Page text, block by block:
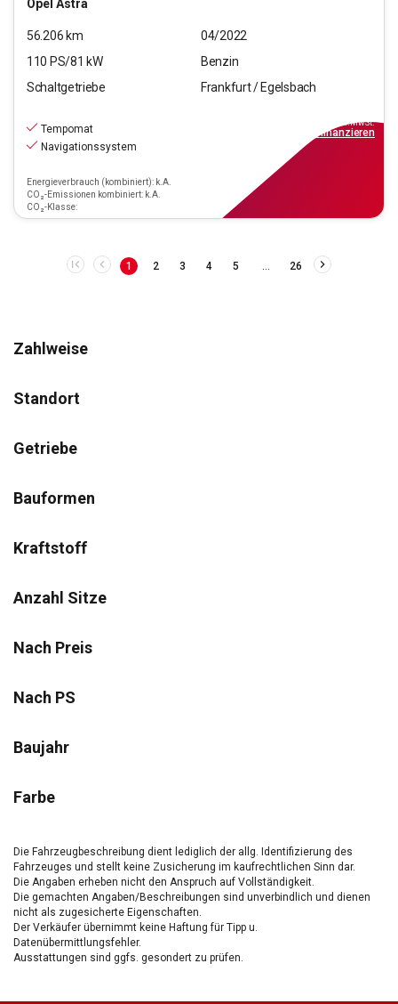
Opel Astra
56.206 km
04/2022
110 PS/81 kW
Benzin
Schaltgetriebe
Frankfurt / Egelsbach
Tempomat
Navigationssystem
Energieverbrauch (kombiniert): k.A.
CO₂-Emissionen kombiniert: k.A.
CO₂-Klasse:
inkl.MwSt.
finanzieren
1 2 3 4 5 26
Zahlweise
Standort
Getriebe
Bauformen
Kraftstoff
Anzahl Sitze
Nach Preis
Nach PS
Baujahr
Farbe
Die Fahrzeugbeschreibung dient lediglich der allg. Identifizierung des
Fahrzeuges und stellt keine Zusicherung im kaufrechtlichen Sinn dar.
Die Angaben erheben nicht den Anspruch auf Vollständigkeit.
Die gemachten Angaben/Beschreibungen sind unverbindlich und dienen
nicht als zugesicherte Eigenschaften.
Der Verkäufer übernimmt keine Haftung für Tipp u.
Datenübermittlungsfehler.
Ausstattungen sind ggfs. gesondert zu prüfen.